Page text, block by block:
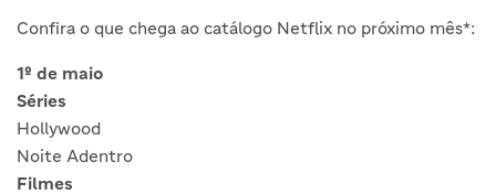
Confira o que chega ao catálogo Netflix no próximo mês*:
1º de maio
Séries
Hollywood
Noite Adentro
Filmes